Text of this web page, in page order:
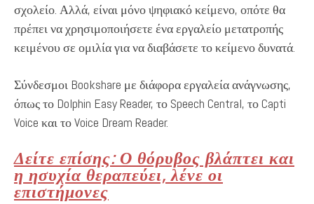
σχολείο. Αλλά, είναι μόνο ψηφιακό κείμενο, οπότε θα
πρέπει να χρησιμοποιήσετε ένα εργαλείο μετατροπής
κειμένου σε ομιλία για να διαβάσετε το κείμενο δυνατά.
Σύνδεσμοι Bookshare με διάφορα εργαλεία ανάγνωσης,
όπως το Dolphin Easy Reader, το Speech Central, το Capti
Voice και το Voice Dream Reader.
Δείτε επίσης: Ο θόρυβος βλάπτει και
η ησυχία θεραπεύει, λένε οι
επιστήμονες